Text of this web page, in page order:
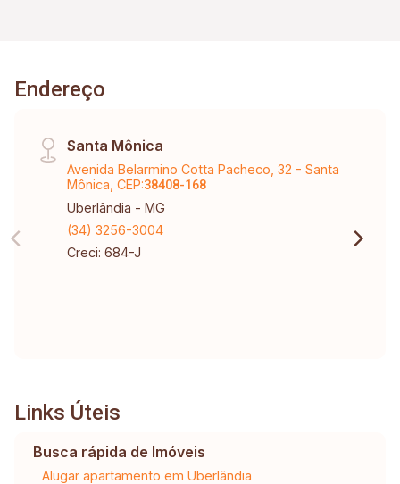
Endereço
Santa Mônica
Avenida Belarmino Cotta Pacheco, 32 - Santa
Mônica, CEP:38408-168
Uberlândia - MG
(34) 3256-3004
Creci: 684-J
Links Úteis
Busca rápida de Imóveis
Alugar apartamento em Uberlândia